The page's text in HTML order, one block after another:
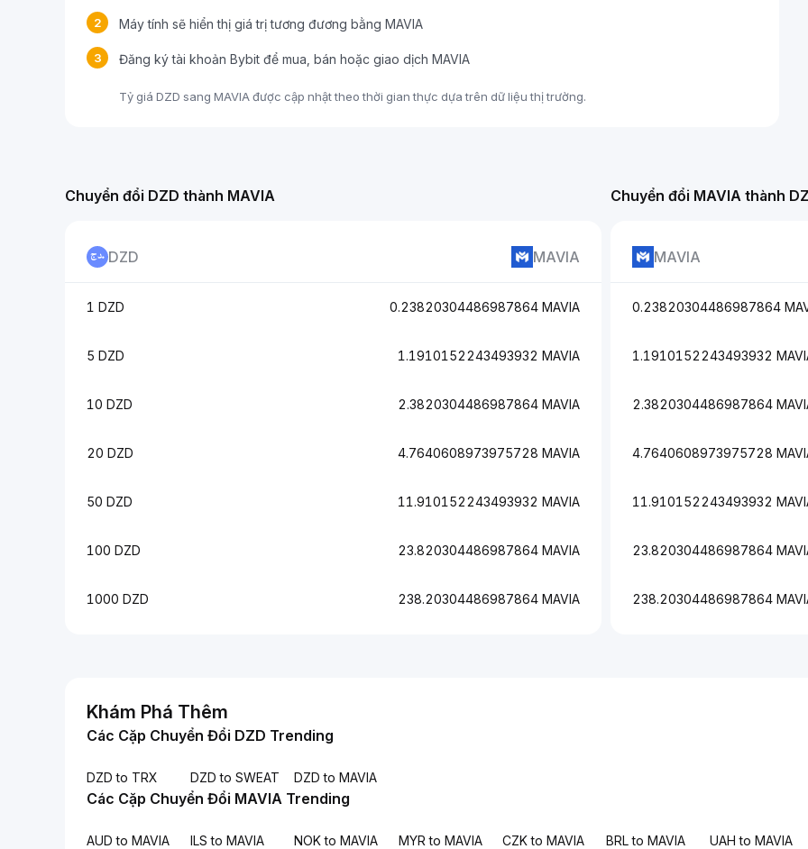
2 Máy tính sẽ hiển thị giá trị tương đương bằng MAVIA
3 Đăng ký tài khoản Bybit để mua, bán hoặc giao dịch MAVIA
Tỷ giá DZD sang MAVIA được cập nhật theo thời gian thực dựa trên dữ liệu thị trường.
Chuyển đổi MAVIA thành
MAVIA
0.23820304486987864
1.1910152243493932
2.3820304486987864
4.7640608973975728
11.910152243493932
23.820304486987864
238.20304486987864
Chuyển đổi DZD thành MAVIA
DZD MAVIA
1 DZD 0.23820304486987864 MAVIA
5 DZD 1.1910152243493932 MAVIA
10 DZD 2.3820304486987864 MAVIA
20 DZD 4.7640608973975728 MAVIA
50 DZD 11.910152243493932 MAVIA
100 DZD 23.820304486987864 MAVIA
1000 DZD 238.20304486987864 MAVIA
Khám Phá Thêm
Các Cặp Chuyển Đổi DZD Trending
DZD to TRX DZD to SWEAT DZD to MAVIA
Các Cặp Chuyển Đổi MAVIA Trending
AUD to MAVIA ILS to MAVIA NOK to MAVIA MYR to MAVIA CZK to MAVIA BRL to MAVIA UAH to MAVIA